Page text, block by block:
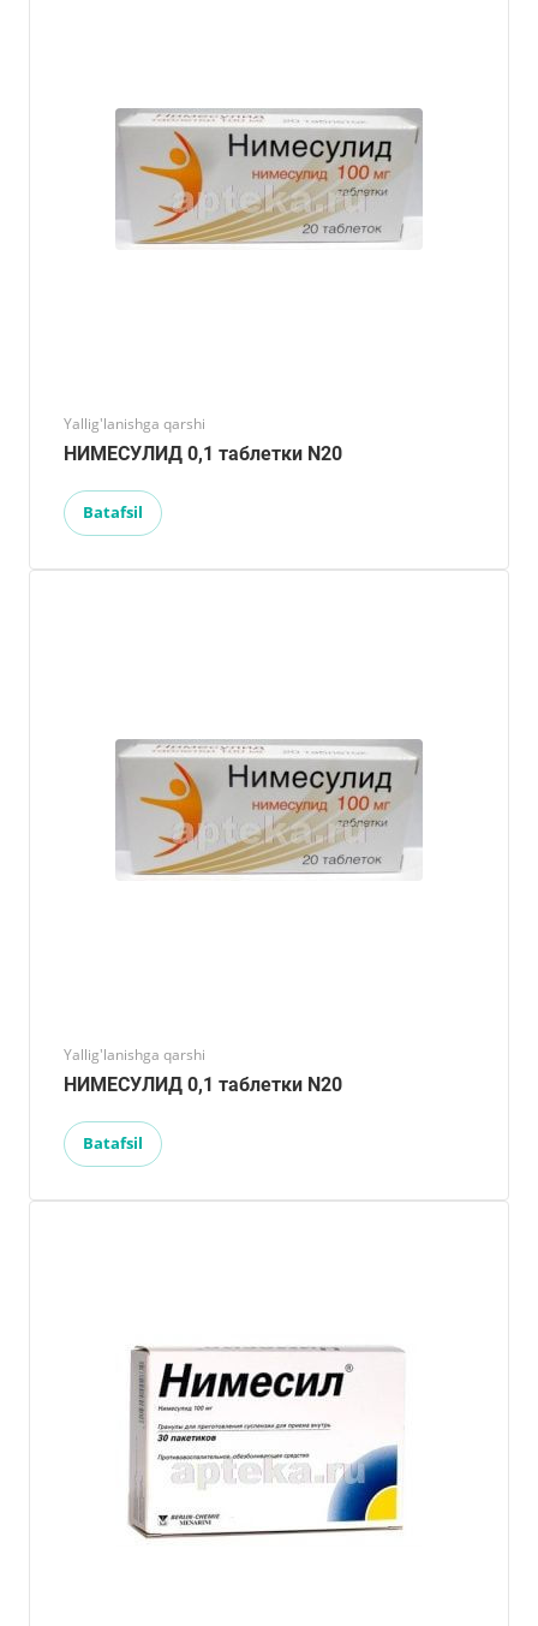
Yallig'lanishga qarshi
НИМЕСУЛИД 0,1 таблетки N20
Batafsil
Yallig'lanishga qarshi
НИМЕСУЛИД 0,1 таблетки N20
Batafsil